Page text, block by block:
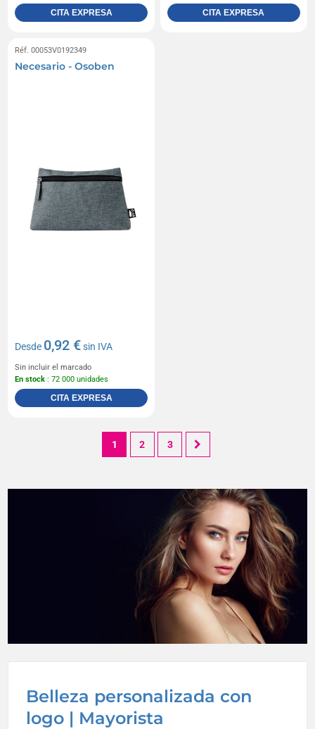
Belleza personalizada con
logo | Mayorista
CITA EXPRESA CITA EXPRESA
Réf. 00053V0192349
Necesario - Osoben
Desde 0,92 €sin IVA
Sin incluir el marcado
En stock : 72 000 unidades
CITA EXPRESA
1 2 3